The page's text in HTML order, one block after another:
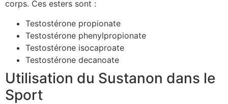
corps. Ces esters sont :
Testostérone propionate
Testostérone phenylpropionate
Testostérone isocaproate
Testostérone decanoate
Utilisation du Sustanon dans le
Sport